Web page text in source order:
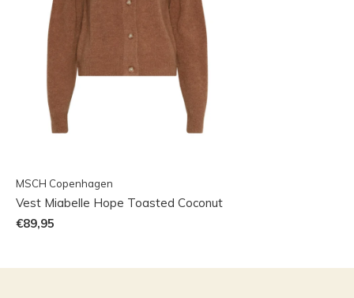
MSCH Copenhagen
Vest Miabelle Hope Toasted Coconut
€89,95